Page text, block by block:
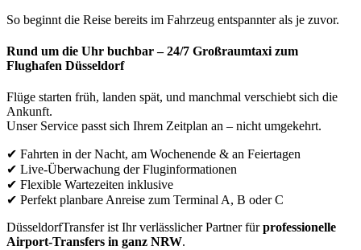
So beginnt die Reise bereits im Fahrzeug entspannter als je zuvor.
Rund um die Uhr buchbar – 24/7 Großraumtaxi zum
Flughafen Düsseldorf
Flüge starten früh, landen spät, und manchmal verschiebt sich die
Ankunft.
Unser Service passt sich Ihrem Zeitplan an – nicht umgekehrt.
✔ Fahrten in der Nacht, am Wochenende & an Feiertagen
✔ Live-Überwachung der Fluginformationen
✔ Flexible Wartezeiten inklusive
✔ Perfekt planbare Anreise zum Terminal A, B oder C
DüsseldorfTransfer ist Ihr verlässlicher Partner fürprofessionelle
Airport-Transfers in ganz NRW.